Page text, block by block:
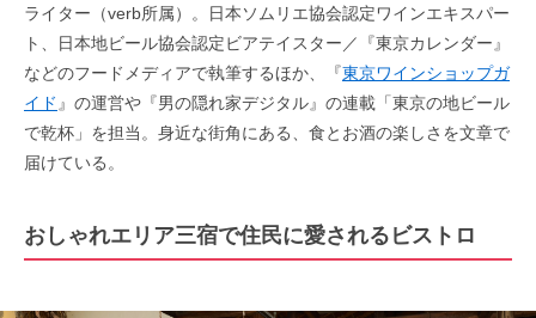
ライター（verb所属）。日本ソムリエ協会認定ワインエキスパー
ト、日本地ビール協会認定ビアテイスター／『東京カレンダー』
などのフードメディアで執筆するほか、『東京ワインショップガ
イド 』の運営や『男の隠れ家デジタル』の連載「東京の地ビール
で乾杯」を担当。身近な街角にある、食とお酒の楽しさを文章で
届けている。
おしゃれエリア三宿で住民に愛されるビストロ